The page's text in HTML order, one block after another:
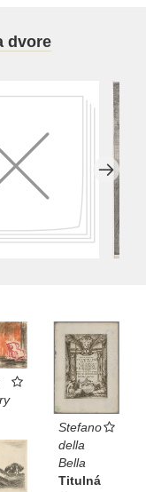
dvore
Stefano
della
Bella
Titulná